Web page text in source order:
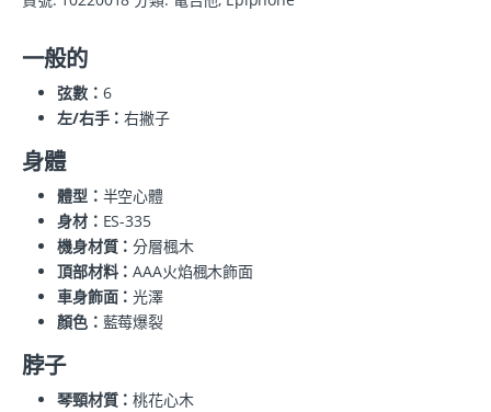
一般的
弦數： 6
左/右手：右撇子
身體
體型： 半空心體
身材： ES-335
機身材質：分層楓木
頂部材料：AAA火焰楓木飾面
車身飾面：光澤
顏色： 藍莓爆裂
脖子
琴頸材質：桃花心木